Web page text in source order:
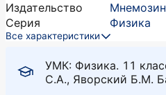
УМК: Физика. 11
С.А., Яворский Б.М.
Издательство
Серия
Физика
Все характеристики